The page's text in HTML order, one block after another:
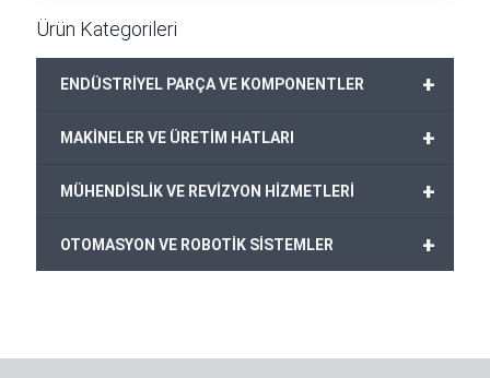
Ürün Kategorileri
+
ENDÜSTRİYEL PARÇA VE KOMPONENTLER
+
MAKİNELER VE ÜRETİM HATLARI
+
MÜHENDİSLİK VE REVİZYON HİZMETLERİ
+
OTOMASYON VE ROBOTİK SİSTEMLER